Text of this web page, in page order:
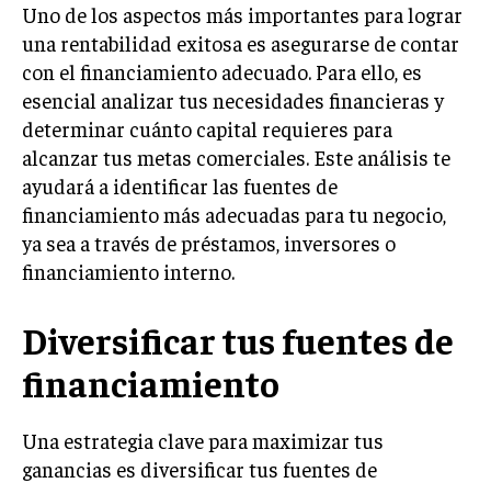
Uno de los aspectos más importantes para lograr
una rentabilidad exitosa es asegurarse de contar
con el financiamiento adecuado. Para ello, es
esencial analizar tus necesidades financieras y
determinar cuánto capital requieres para
alcanzar tus metas comerciales. Este análisis te
ayudará a identificar las fuentes de
financiamiento más adecuadas para tu negocio,
ya sea a través de préstamos, inversores o
financiamiento interno.
Diversificar tus fuentes de
financiamiento
Una estrategia clave para maximizar tus
ganancias es diversificar tus fuentes de